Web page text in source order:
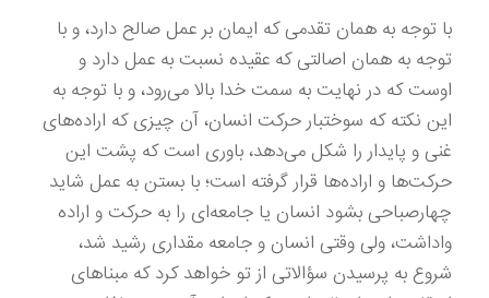
با توجه به همان تقدمی که ایمان بر عمل صالح دارد، و با
توجه به همان اصالتی که عقیده نسبت به عمل دارد و
اوست که در نهایت به سمت خدا بالا می‌رود، و با توجه به
این نکته که سوختبار حرکت انسان، آن چیزی که اراده‌های
غنی و پایدار را شکل می‌دهد، باوری است که پشت این
حرکت‌ها و اراده‌ها قرار گرفته است؛ با بستن به عمل شاید
چهارصباحی بشود انسان یا جامعه‌ای را به حرکت و اراده
واداشت، ولی وقتی انسان و جامعه مقداری رشید شد،
شروع به پرسیدن سؤالاتی از تو خواهد کرد که مبناهای